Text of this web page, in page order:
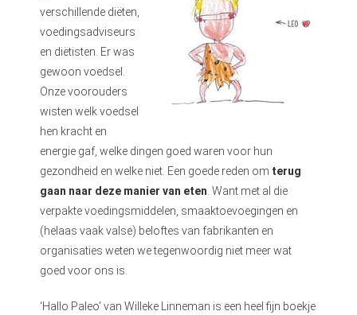
verschillende diëten,
voedingsadviseurs
en diëtisten. Er was
gewoon voedsel.
Onze voorouders
wisten welk voedsel
hen kracht en
energie gaf, welke dingen goed waren voor hun
gezondheid en welke niet. Een goede reden om terug
gaan naar deze manier van eten. Want met al die
verpakte voedingsmiddelen, smaaktoevoegingen en
(helaas vaak valse) beloftes van fabrikanten en
organisaties weten we tegenwoordig niet meer wat
goed voor ons is.
‘Hallo Paleo’ van Willeke Linneman is een heel fijn boekje